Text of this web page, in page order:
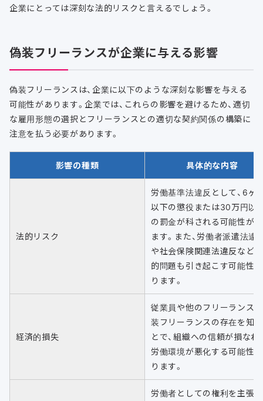
企業にとっては深刻な法的リスクと言えるでしょう。
偽装フリーランスが企業に与える影響
偽装フリーランスは、企業に以下のような深刻な影響を与える
可能性があります。企業では、これらの影響を避けるため、適切
な雇用形態の選択とフリーランスとの適切な契約関係の構築に
注意を払う必要があります。
影響の種類 具体的な内容
法的リスク
労働基準法違反として、6ヶ
以下の懲役または30万円以
の罰金が科される可能性が
ます。また、労働者派遣法違
や社会保険関連法違反など
的問題も引き起こす可能性
ります。
経済的損失
従業員や他のフリーランス
装フリーランスの存在を知
とで、組織への信頼が損なわ
労働環境が悪化する可能性
ります。
労働者としての権利を主張